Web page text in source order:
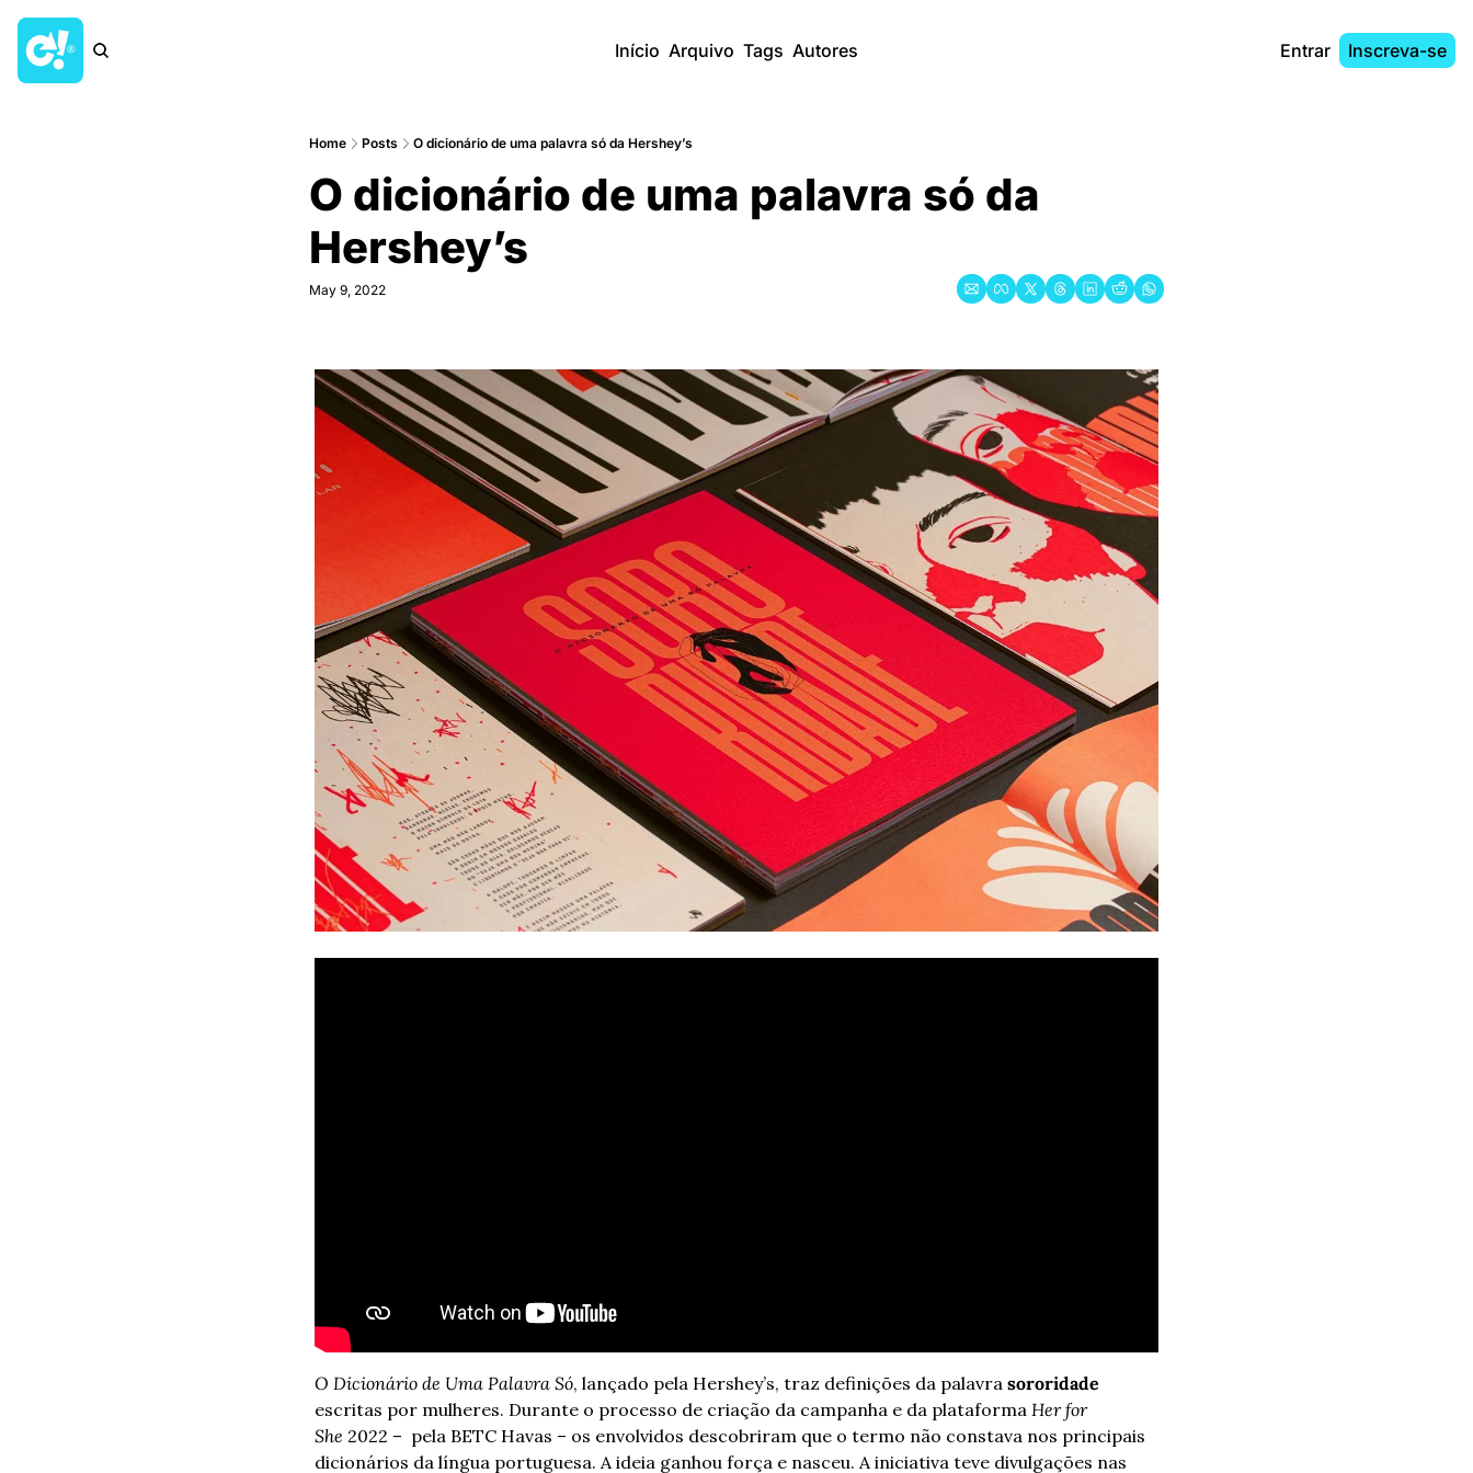
Início Arquivo Tags Autores Entrar Inscreva-se
Home Posts O dicionário de uma palavra só da Hershey’s
O dicionário de uma palavra só da
Hershey’s
May 9, 2022
O Dicionário de Uma Palavra Só, lançado pela Hershey’s, traz definições da palavra sororidade
escritas por mulheres. Durante o processo de criação da campanha e da plataforma Her for
She 2022 –  pela BETC Havas – os envolvidos descobriram que o termo não constava nos principais
dicionários da língua portuguesa. A ideia ganhou força e nasceu. A iniciativa teve divulgações nas